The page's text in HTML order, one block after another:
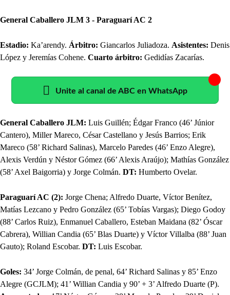
General Caballero JLM 3 - Paraguarí AC 2
Estadio: Ka’arendy. Árbitro: Giancarlos Juliadoza. Asistentes: Denis
López y Jeremías Cohene. Cuarto árbitro: Gedidías Zacarías.
Unite al canal de ABC en WhatsApp
General Caballero JLM: Luis Guillén; Édgar Franco (46’ Júnior
Cantero), Miller Mareco, César Castellano y Jesús Barrios; Erik
Mareco (58’ Richard Salinas), Marcelo Paredes (46’ Enzo Alegre),
Alexis Verdún y Néstor Gómez (66’ Alexis Araújo); Mathías González
(58’ Axel Baigorria) y Jorge Colmán. DT: Humberto Ovelar.
Paraguarí AC (2): Jorge Chena; Alfredo Duarte, Víctor Benítez,
Matías Lezcano y Pedro González (65’ Tobías Vargas); Diego Godoy
(88’ Carlos Ruiz), Enmanuel Caballero, Esteban Maidana (82’ Óscar
Cabrera), Willian Candia (65’ Blas Duarte) y Víctor Villalba (88’ Juan
Gauto); Roland Escobar. DT: Luis Escobar.
Goles: 34’ Jorge Colmán, de penal, 64’ Richard Salinas y 85’ Enzo
Alegre (GCJLM); 41’ Willian Candia y 90’ + 3’ Alfredo Duarte (P).